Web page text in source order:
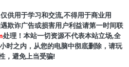
供用于学习和交流,不得用于商业用
欺诈广告或损害用户利益请第一时间联
处理！本站一切资源不代表本站立场,全
时之内，从您的电脑中彻底删除，请玩
，避免上当受骗!